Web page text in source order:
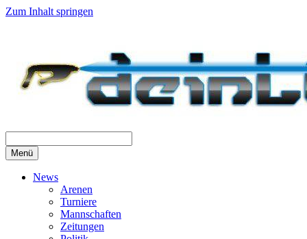
Zum Inhalt springen
Menü
News
Arenen
Turniere
Mannschaften
Zeitungen